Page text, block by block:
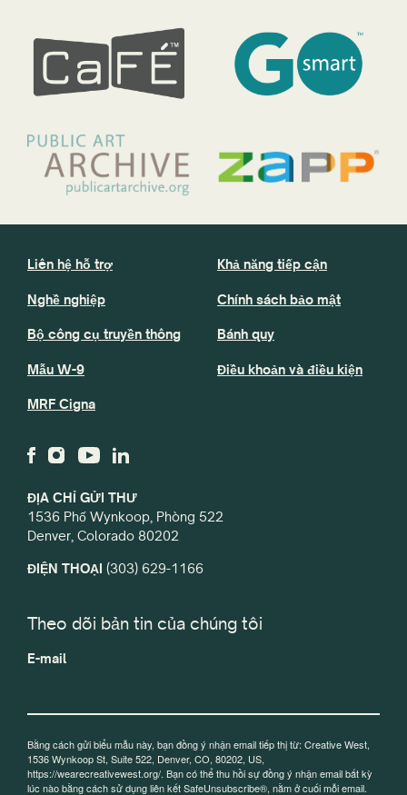
ĐỊA CHỈ GỬI THƯ
1536 Phố Wynkoop, Phòng 522
Denver, Colorado 80202
ĐIỆN THOẠI (303) 629-1166
Liên hệ hỗ trợ
Nghề nghiệp
Bộ công cụ truyền thông
Mẫu W-9
MRF Cigna
Khả năng tiếp cận
Chính sách bảo mật
Bánh quy
Điều khoản và điều kiện
Theo dõi bản tin của chúng tôi
E-mail
Bằng cách gửi biểu mẫu này, bạn đồng ý nhận email tiếp thị từ: Creative West,
1536 Wynkoop St, Suite 522, Denver, CO, 80202, US,
https://wearecreativewest.org/. Bạn có thể thu hồi sự đồng ý nhận email bất kỳ
lúc nào bằng cách sử dụng liên kết SafeUnsubscribe®, nằm ở cuối mỗi email.